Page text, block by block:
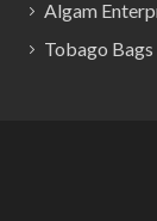
Algam
Tobago Bags